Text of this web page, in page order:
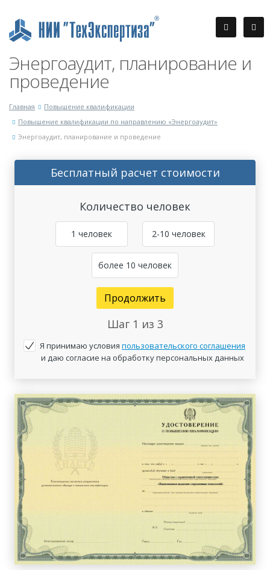
Энергоаудит, планирование и
проведение
Главная
Повышение квалификации
Повышение квалификации по направлению «Энергоаудит»
Энергоаудит, планирование и проведение
Бесплатный расчет стоимости
Количество человек
1 человек 2-10 человек
более 10 человек
Продолжить
Шаг 1 из 3
Я принимаю условия пользовательского соглашения
и даю согласие на обработку персональных данных